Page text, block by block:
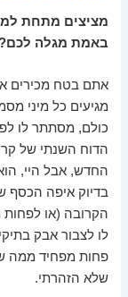
מציצים מתחת
באמת מגלה
אתם בטח מכירים
מגיעים כל מיני
כולם, מסתתר לו
הדוח השנתי של
החדש, אבל היי,
בדיוק איפה הכסף
הקרובה (או
לו לצבור אבק
פחות מפחיד ממה
שלא הזהרתי.